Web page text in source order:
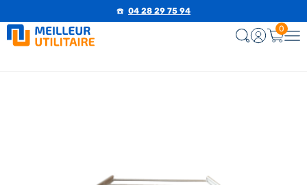
☎️ 04 28 29 75 94
✅ Satisfait ou remboursé pendant 14 jours
0